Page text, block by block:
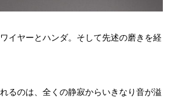
イヤーとハンダ。そして先述の磨きを経
るのは、全くの静寂からいきなり音が溢